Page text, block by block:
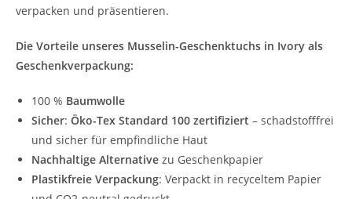
verpacken und präsentieren.
Die Vorteile unseres Musselin-Geschenktuchs in Ivory als
Geschenkverpackung:
100 % Baumwolle
Sicher: Öko-Tex Standard 100 zertifiziert – schadstofffrei
und sicher für empfindliche Haut
Nachhaltige Alternative zu Geschenkpapier
Plastikfreie Verpackung: Verpackt in recyceltem Papier